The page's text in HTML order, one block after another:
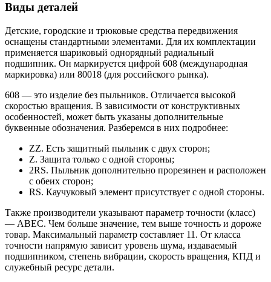
Виды деталей
Детские, городские и трюковые средства передвижения
оснащены стандартными элементами. Для их комплектации
применяется шариковый однорядный радиальный
подшипник. Он маркируется цифрой 608 (международная
маркировка) или 80018 (для российского рынка).
608 — это изделие без пыльников. Отличается высокой
скоростью вращения. В зависимости от конструктивных
особенностей, может быть указаны дополнительные
буквенные обозначения. Разберемся в них подробнее:
ZZ. Есть защитный пыльник с двух сторон;
Z. Защита только с одной стороны;
2RS. Пыльник дополнительно прорезинен и расположен
с обеих сторон;
RS. Каучуковый элемент присутствует с одной стороны.
Также производители указывают параметр точности (класс)
— АВЕС. Чем больше значение, тем выше точность и дороже
товар. Максимальный параметр составляет 11. От класса
точности напрямую зависит уровень шума, издаваемый
подшипником, степень вибрации, скорость вращения, КПД и
служебный ресурс детали.